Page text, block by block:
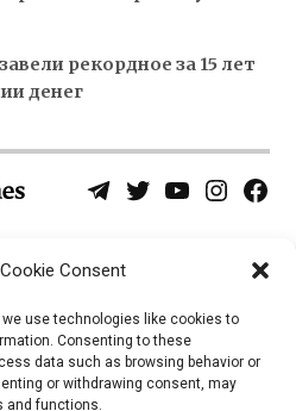
Consent
use technologies like cookies to
Consenting to these
data such as browsing behavior or
or withdrawing consent, may
and functions.
рекордное за 15 лет
денег
Telegram
TwitterYouTubeInstagram